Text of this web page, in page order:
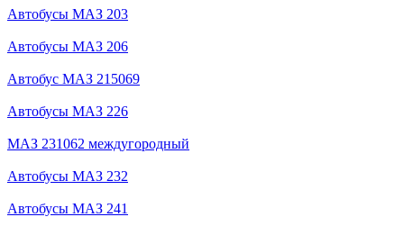
Автобусы МАЗ 203
Автобусы МАЗ 206
Автобус МАЗ 215069
Автобусы МАЗ 226
МАЗ 231062 междугородный
Автобусы МАЗ 232
Автобусы МАЗ 241